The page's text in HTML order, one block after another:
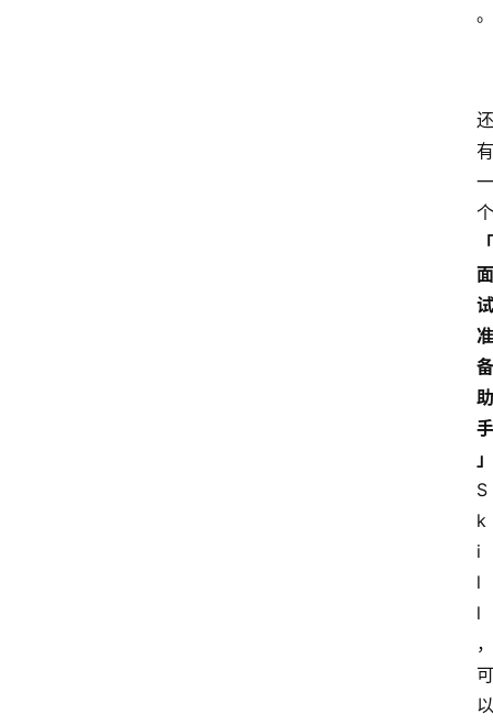
。
还
有
一
个
「
面
试
准
备
助
手
」
S
k
i
l
l
，
可
以